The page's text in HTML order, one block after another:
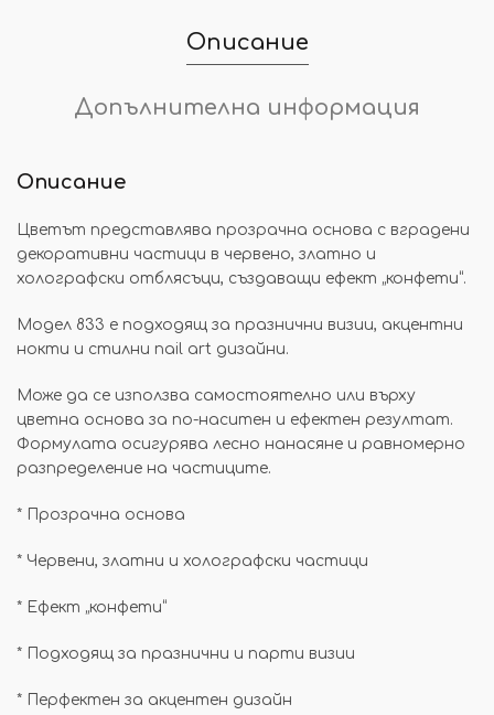
Описание
Допълнителна информация
Описание
Цветът представлява прозрачна основа с вградени
декоративни частици в червено, златно и
холографски отблясъци, създаващи ефект „конфети“.
Модел 833 е подходящ за празнични визии, акцентни
нокти и стилни nail art дизайни.
Може да се използва самостоятелно или върху
цветна основа за по-наситен и ефектен резултат.
Формулата осигурява лесно нанасяне и равномерно
разпределение на частиците.
* Прозрачна основа
* Червени, златни и холографски частици
* Ефект „конфети“
* Подходящ за празнични и парти визии
* Перфектен за акцентен дизайн